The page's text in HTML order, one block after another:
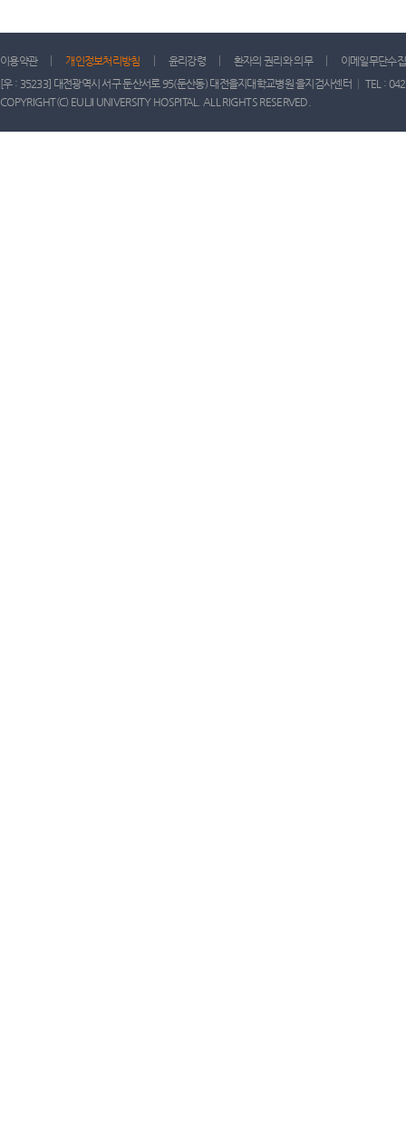
이용약관 개인정보처리방침 윤리강령 환자의 권리와 의무
이메일무단수
[우 : 35233] 대전광역시 서구 둔산서로 95(둔산동) 대전을지대학교병원 을지검사센터 │ TEL :
COPYRIGHT(C) EULJI UNIVERSITY HOSPITAL. ALL RIGHTS RESERVED.